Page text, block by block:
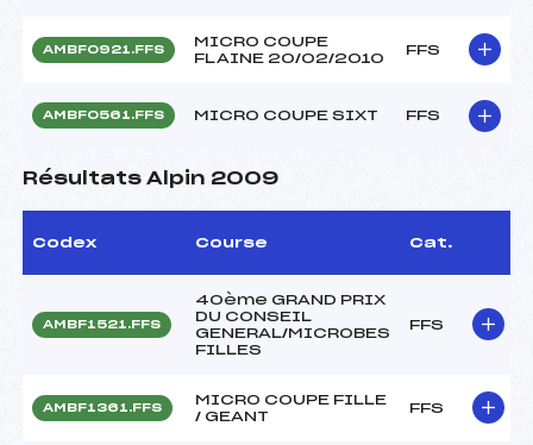
AMBF0921.FFS
MICRO COUPE
FLAINE 20/02/2010
FFS
AMBF0561.FFS MICRO COUPE SIXT FFS
Résultats Alpin 2009
Codex Course Cat.
AMBF1521.FFS
40ème GRAND PRIX
DU CONSEIL
GENERAL/MICROBES
FILLES
FFS
AMBF1361.FFS
MICRO COUPE FILLE
/ GEANT
FFS